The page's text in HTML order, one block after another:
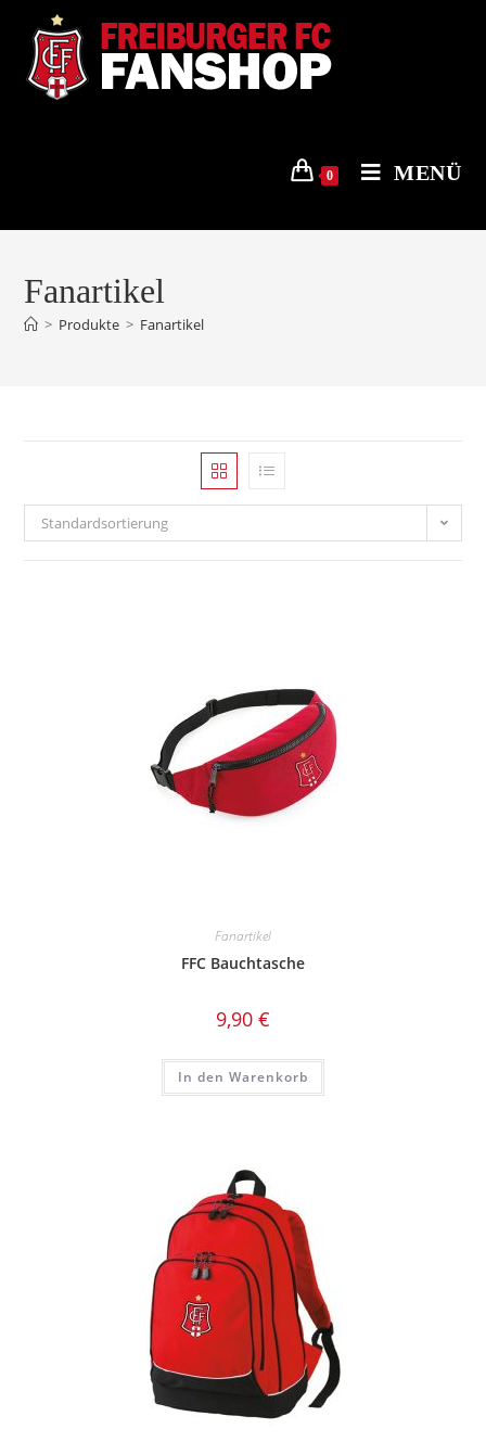
Inhalt
springen
0 MENÜ
Fanartikel
> Produkte > Fanartikel
Standardsortierung
Fanartikel
FFC Bauchtasche
9,90 €
In den Warenkorb